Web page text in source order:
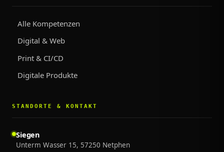
Alle Kompetenzen
Digital & Web
Print & CI/CD
Digitale Produkte
STANDORTE & KONTAKT
Siegen
Unterm Wasser 15, 57250 Netphen